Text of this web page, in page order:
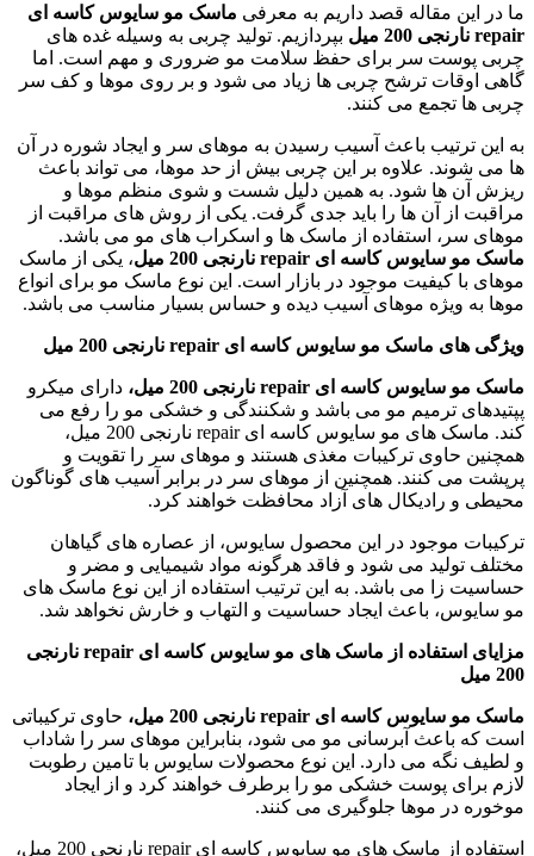
ما در این مقاله قصد داریم به معرفی ماسک مو سایوس کاسه ای
repair نارنجی 200 میل
بپردازیم. تولید چربی به وسیله غده های
چربی پوست سر برای حفظ سلامت مو ضروری و مهم است. اما
گاهی اوقات ترشح چربی ها زیاد می شود و بر روی موها و کف سر
چربی ها تجمع می کنند.
به این ترتیب باعث آسیب رسیدن به موهای سر و ایجاد شوره در آن
ها می شوند. علاوه بر این چربی بیش از حد موها، می تواند باعث
ریزش آن ها شود. به همین دلیل شست و شوی منظم موها و
مراقبت از آن ها را باید جدی گرفت. یکی از روش های مراقبت از
موهای سر، استفاده از ماسک ها و اسکراب های مو می باشد.
ماسک مو سایوس کاسه ای repair نارنجی 200 میل
، یکی از ماسک
موهای با کیفیت موجود در بازار است. این نوع ماسک مو برای انواع
موها به ویژه موهای آسیب دیده و حساس بسیار مناسب می باشد.
ویژگی های ماسک مو سایوس کاسه ای repair نارنجی 200 میل
ماسک مو سایوس کاسه ای repair نارنجی 200 میل،
دارای میکرو
پپتیدهای ترمیم مو می باشد و شکنندگی و خشکی مو را رفع می
کند. ماسک های مو سایوس کاسه ای repair نارنجی 200 میل،
همچنین حاوی ترکیبات مغذی هستند و موهای سر را تقویت و
پرپشت می کنند. همچنین از موهای سر در برابر آسیب های گوناگون
محیطی و رادیکال های آزاد محافظت خواهند کرد.
ترکیبات موجود در این محصول سایوس، از عصاره های گیاهان
مختلف تولید می شود و فاقد هرگونه مواد شیمیایی و مضر و
حساسیت زا می باشد. به این ترتیب استفاده از این نوع ماسک های
مو سایوس، باعث ایجاد حساسیت و التهاب و خارش نخواهد شد.
مزایای استفاده از ماسک های مو سایوس کاسه ای repair نارنجی
200 میل
ماسک مو سایوس کاسه ای repair نارنجی 200 میل،
حاوی ترکیباتی
است که باعث آبرسانی مو می شود، بنابراین موهای سر را شاداب
و لطیف نگه می دارد. این نوع محصولات سایوس با تامین رطوبت
لازم برای پوست خشکی مو را برطرف خواهند کرد و از ایجاد
موخوره در موها جلوگیری می کنند.
استفاده از ماسک های مو سایوس کاسه ای repair نارنجی 200 میل،